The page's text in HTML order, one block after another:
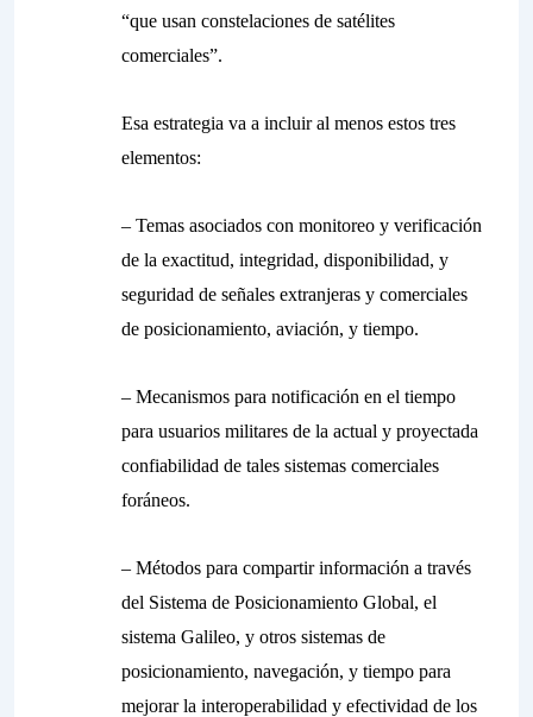
“que usan constelaciones de satélites
comerciales”.
Esa estrategia va a incluir al menos estos tres
elementos:
– Temas asociados con monitoreo y verificación
de la exactitud, integridad, disponibilidad, y
seguridad de señales extranjeras y comerciales
de posicionamiento, aviación, y tiempo.
– Mecanismos para notificación en el tiempo
para usuarios militares de la actual y proyectada
confiabilidad de tales sistemas comerciales
foráneos.
– Métodos para compartir información a través
del Sistema de Posicionamiento Global, el
sistema Galileo, y otros sistemas de
posicionamiento, navegación, y tiempo para
mejorar la interoperabilidad y efectividad de los